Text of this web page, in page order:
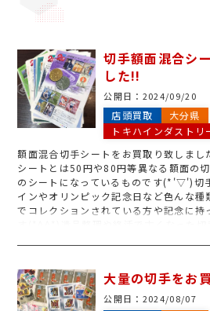
切手額面混合シ
した!!
公開日： 2024/09/20
店頭買取
大分県
トキハインダストリ
額面混合切手シートをお買取り致しま
シートとは50円や80円等異なる額面の
のシートになっているものです(*'▽')切
インやオリンピック記念日など色んな種
でコレクションされている方や記念に持
す(*^^*)遺品整理や終活で古くなった
っています(*'▽')切手の買取について気
大量の切手をお
公開日： 2024/08/07